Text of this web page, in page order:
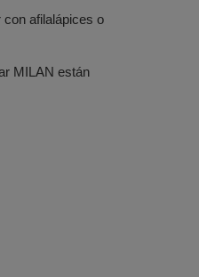
afilalápices o
MILAN están